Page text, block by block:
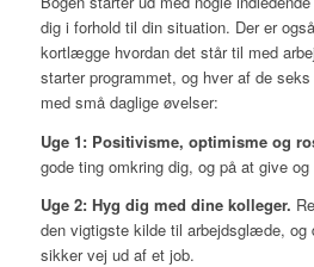
dig i forhold til din situation. Der er
kortlægge hvordan det står til med
starter programmet, og hver af de
med små daglige øvelser:
Uge 1: Positivisme, optimisme og
gode ting omkring dig, og på at give
Uge 2: Hyg dig med dine kolleger.
den vigtigste kilde til arbejdsglæde, og
sikker vej ud af et job.